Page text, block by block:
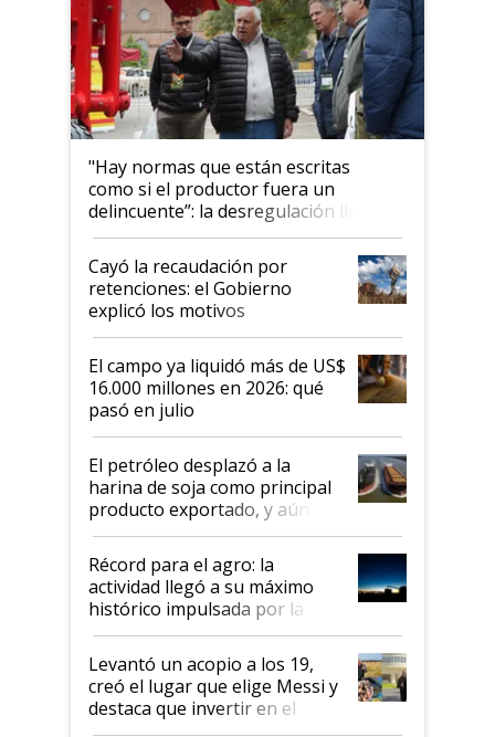
"Hay normas que están escritas
como si el productor fuera un
delincuente”: la desregulación llegó
al Congreso Aapresid y hasta se
habló del financiamiento al IPCVA
Cayó la recaudación por
retenciones: el Gobierno
explicó los motivos
El campo ya liquidó más de US$
16.000 millones en 2026: qué
pasó en julio
El petróleo desplazó a la
harina de soja como principal
producto exportado, y aún así
el agro aportó casi seis de cada
diez dólares y sostuvo el
liderazgo en un semestre
récord
Récord para el agro: la
actividad llegó a su máximo
histórico impulsada por la
cosecha y las exportaciones
Levantó un acopio a los 19,
creó el lugar que elige Messi y
destaca que invertir en el
kirchnerismo era como "darle